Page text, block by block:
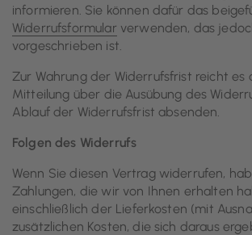
informieren. Sie können dafür das
Widerrufsformular verwenden, das
vorgeschrieben ist.
Zur Wahrung der Widerrufsfrist reicht es
Mitteilung über die Ausübung des
Ablauf der Widerrufsfrist absenden.
Folgen des Widerrufs
Wenn Sie diesen Vertrag widerrufen,
Zahlungen, die wir von Ihnen erhalten
einschließlich der Lieferkosten (mit
zusätzlichen Kosten, die sich daraus